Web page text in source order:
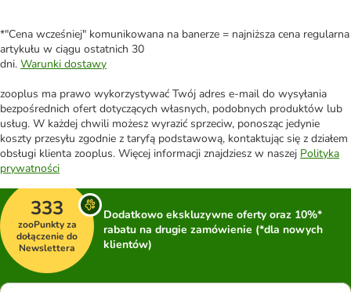
*"Cena wcześniej" komunikowana na banerze = najniższa cena regularna
artykułu w ciągu ostatnich 30
dni. Warunki dostawy
zooplus ma prawo wykorzystywać Twój adres e-mail do wysyłania
bezpośrednich ofert dotyczących własnych, podobnych produktów lub
usług. W każdej chwili możesz wyrazić sprzeciw, ponosząc jedynie
koszty przesyłu zgodnie z taryfą podstawową, kontaktując się z działem
obsługi klienta zooplus. Więcej informacji znajdziesz w naszej Polityka
prywatności
333
zooPunkty za
dołączenie do
Newslettera
Dodatkowo ekskluzywne oferty oraz 10%*
rabatu na drugie zamówienie (*dla nowych
klientów)